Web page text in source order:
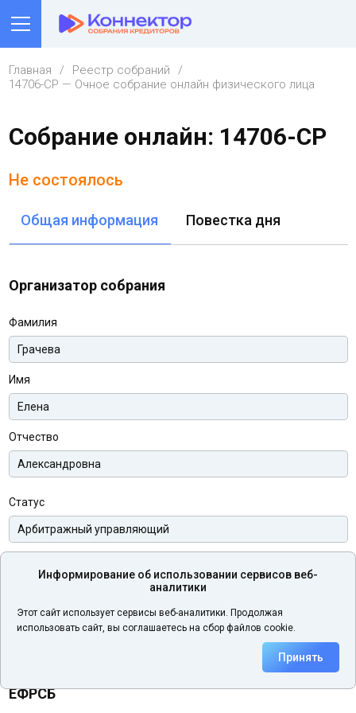
Главная
Реестр собраний
14706-СР — Очное собрание онлайн физического лица
Собрание онлайн: 14706-СР
Не состоялось
Общая информация Повестка дня
Организатор собрания
Фамилия
Имя
Отчество
Статус
Телефон
Электронная почта
ЕФРСБ
Информирование об использовании сервисов веб-
аналитики
Этот сайт использует сервисы веб-аналитики. Продолжая
использовать сайт, вы соглашаетесь на сбор файлов cookie.
Принять